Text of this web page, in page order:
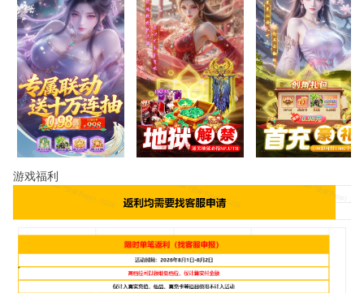
游戏福利